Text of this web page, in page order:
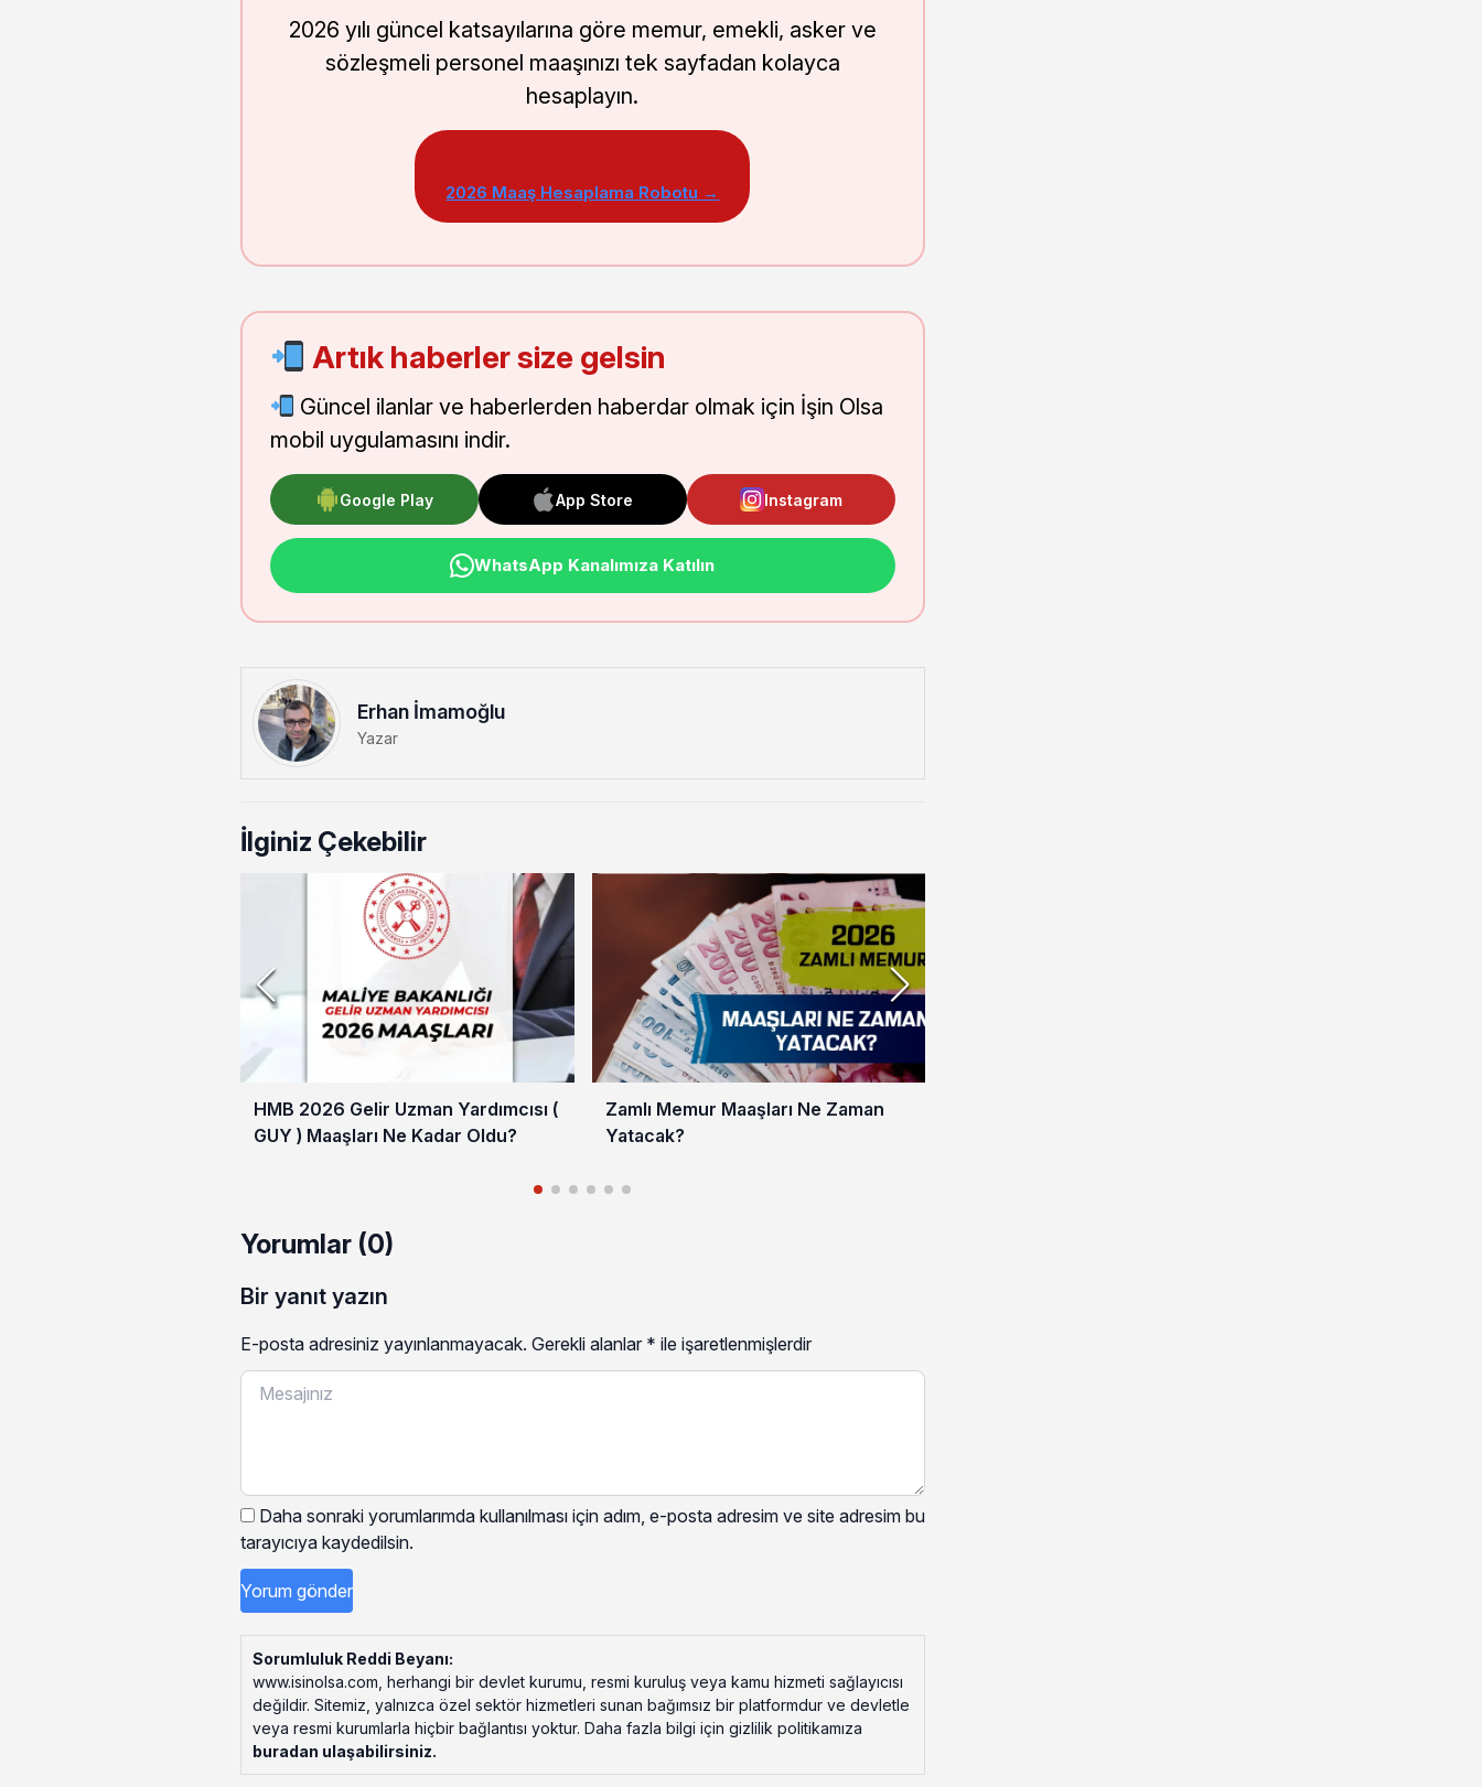
2026 yılı güncel katsayılarına göre memur, emekli, asker ve
sözleşmeli personel maaşınızı tek sayfadan kolayca
hesaplayın.
2026 Maaş Hesaplama Robotu →
Artık haberler size gelsin
Güncel ilanlar ve haberlerden haberdar olmak için İşin Olsa
mobil uygulamasını indir.
Google Play App Store Instagram
WhatsApp Kanalımıza Katılın
Erhan İmamoğlu
Yazar
İlginiz Çekebilir
HMB 2026 Gelir Uzman Yardımcısı (
GUY ) Maaşları Ne Kadar Oldu?
Zamlı Memur Maaşları Ne Zaman
Yatacak?
Yorumlar (0)
Bir yanıt yazın
E-posta adresiniz yayınlanmayacak. Gerekli alanlar * ile işaretlenmişlerdir
Daha sonraki yorumlarımda kullanılması için adım, e-posta adresim ve site adresim bu
tarayıcıya kaydedilsin.
Sorumluluk Reddi Beyanı:
www.isinolsa.com, herhangi bir devlet kurumu, resmi kuruluş veya kamu hizmeti sağlayıcısı
değildir. Sitemiz, yalnızca özel sektör hizmetleri sunan bağımsız bir platformdur ve devletle
veya resmi kurumlarla hiçbir bağlantısı yoktur. Daha fazla bilgi için gizlilik politikamıza
buradan ulaşabilirsiniz.